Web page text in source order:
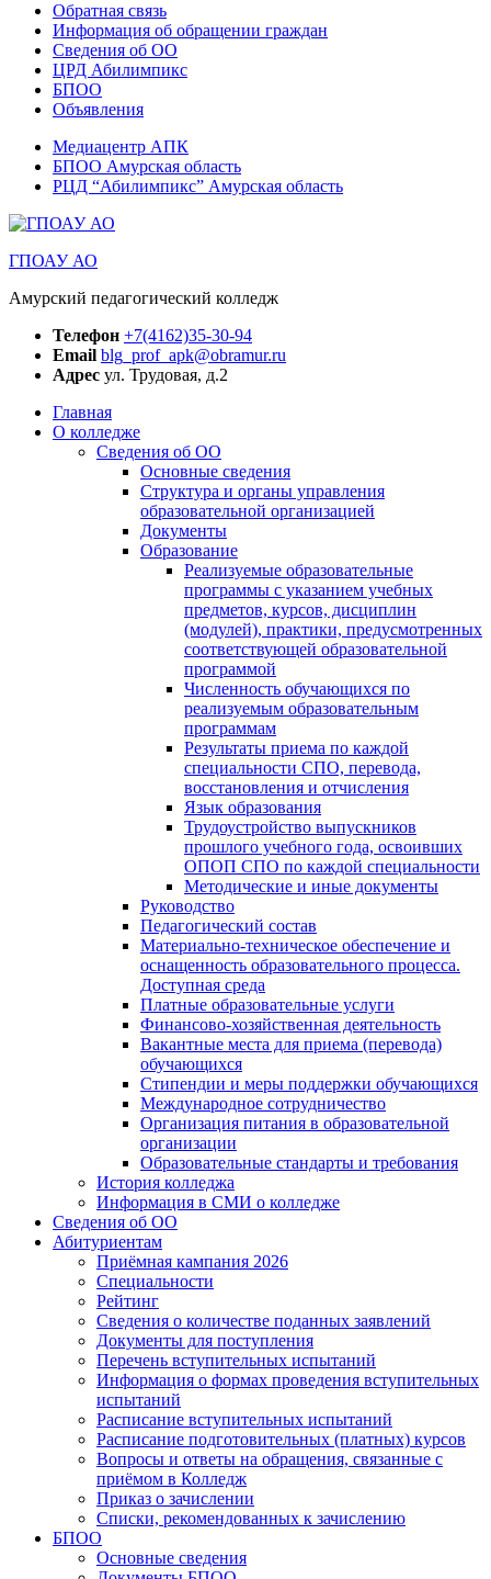
Обратная связь
Информация об обращении граждан
Сведения об ОО
ЦРД Абилимпикс
БПОО
Объявления
Медиацентр АПК
БПОО Амурская область
РЦД “Абилимпикс” Амурская область
ГПОАУ АО
Амурский педагогический колледж
Телефон +7(4162)35-30-94
Email blg_prof_apk@obramur.ru
Адрес ул. Трудовая, д.2
Главная
О колледже
Сведения об ОО
Основные сведения
Структура и органы управления
образовательной организацией
Документы
Образование
Реализуемые образовательные
программы с указанием учебных
предметов, курсов, дисциплин
(модулей), практики, предусмотренных
соответствующей образовательной
программой
Численность обучающихся по
реализуемым образовательным
программам
Результаты приема по каждой
специальности СПО, перевода,
восстановления и отчисления
Язык образования
Трудоустройство выпускников
прошлого учебного года, освоивших
ОПОП СПО по каждой специальности
Методические и иные документы
Руководство
Педагогический состав
Материально-техническое обеспечение и
оснащенность образовательного процесса.
Доступная среда
Платные образовательные услуги
Финансово-хозяйственная деятельность
Вакантные места для приема (перевода)
обучающихся
Стипендии и меры поддержки обучающихся
Международное сотрудничество
Организация питания в образовательной
организации
Образовательные стандарты и требования
История колледжа
Информация в СМИ о колледже
Сведения об ОО
Абитуриентам
Приёмная кампания 2026
Специальности
Рейтинг
Сведения о количестве поданных заявлений
Документы для поступления
Перечень вступительных испытаний
Информация о формах проведения вступительных
испытаний
Расписание вступительных испытаний
Расписание подготовительных (платных) курсов
Вопросы и ответы на обращения, связанные с
приёмом в Колледж
Приказ о зачислении
Списки, рекомендованных к зачислению
БПОО
Основные сведения